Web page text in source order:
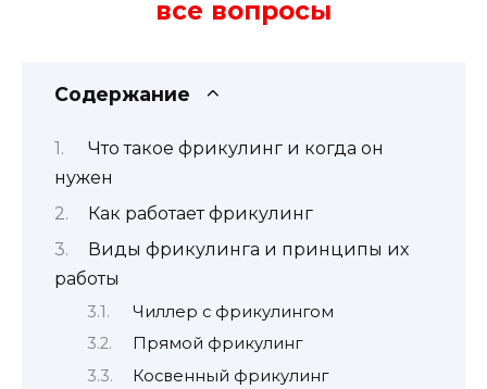
все вопросы
Содержание
Что такое фрикулинг и когда он
нужен
Как работает фрикулинг
Виды фрикулинга и принципы их
работы
Чиллер с фрикулингом
Прямой фрикулинг
Косвенный фрикулинг